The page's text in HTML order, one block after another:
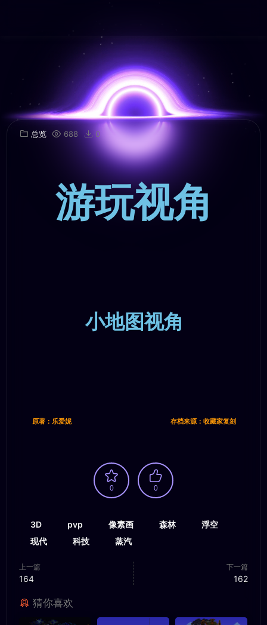
总览 688 0
游玩视角
小地图视角
原著：乐爱妮 存档来源：收藏家复刻
0 0
3D pvp 像素画 森林
浮空
现代
科技 蒸汽
上一篇
164
下一篇
162
猜你喜欢